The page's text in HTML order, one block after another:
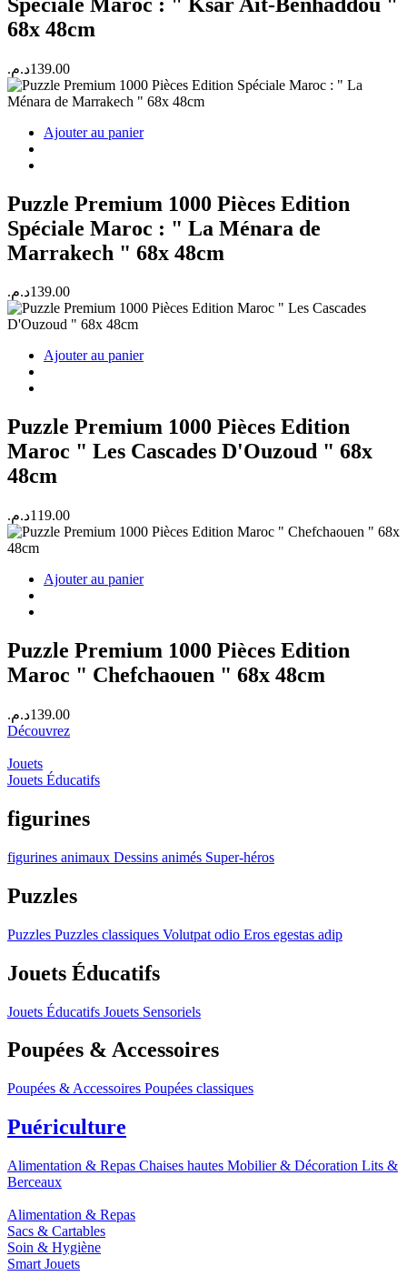
68x 48cm
139.00د.م.
Ajouter au panier
Puzzle Premium 1000 Pièces Edition
Spéciale Maroc : " La Ménara de
Marrakech " 68x 48cm
139.00د.م.
Ajouter au panier
Puzzle Premium 1000 Pièces Edition
Maroc " Les Cascades D'Ouzoud " 68x
48cm
119.00د.م.
Ajouter au panier
Puzzle Premium 1000 Pièces Edition
Maroc " Chefchaouen " 68x 48cm
139.00د.م.
Découvrez
Jouets
Jouets Éducatifs
figurines
figurines animaux Dessins animés Super-héros
Puzzles
Puzzles Puzzles classiques Volutpat odio Eros egestas adip
Jouets Éducatifs
Jouets Éducatifs Jouets Sensoriels
Poupées & Accessoires
Poupées & Accessoires Poupées classiques
Puériculture
Alimentation & Repas Chaises hautes Mobilier & Décoration Lits &
Berceaux
Alimentation & Repas
Sacs & Cartables
Soin & Hygiène
Smart Jouets